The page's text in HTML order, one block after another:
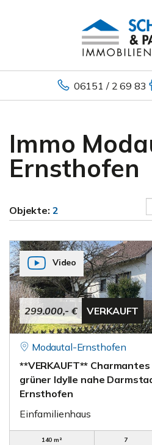
06151 / 2 69 83
Immo
Ernsthofen
Objekte: 2
299.000,- € VERKAUFT
Video
Modautal-Ernsthofen
**VERKAUFT**
grüner Idylle nahe
Ernsthofen
Einfamilienhaus
140 m²
7